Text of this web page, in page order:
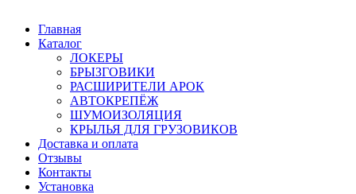
Главная
Каталог
ЛОКЕРЫ
БРЫЗГОВИКИ
РАСШИРИТЕЛИ АРОК
АВТОКРЕПЁЖ
ШУМОИЗОЛЯЦИЯ
КРЫЛЬЯ ДЛЯ ГРУЗОВИКОВ
Доставка и оплата
Отзывы
Контакты
Установка